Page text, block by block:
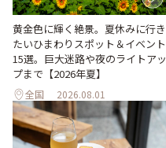
黄金色に輝く絶景。夏休みに行き
たいひまわりスポット＆イベント
15選。巨大迷路や夜のライトアッ
プまで【2026年夏】
全国 2026.08.01